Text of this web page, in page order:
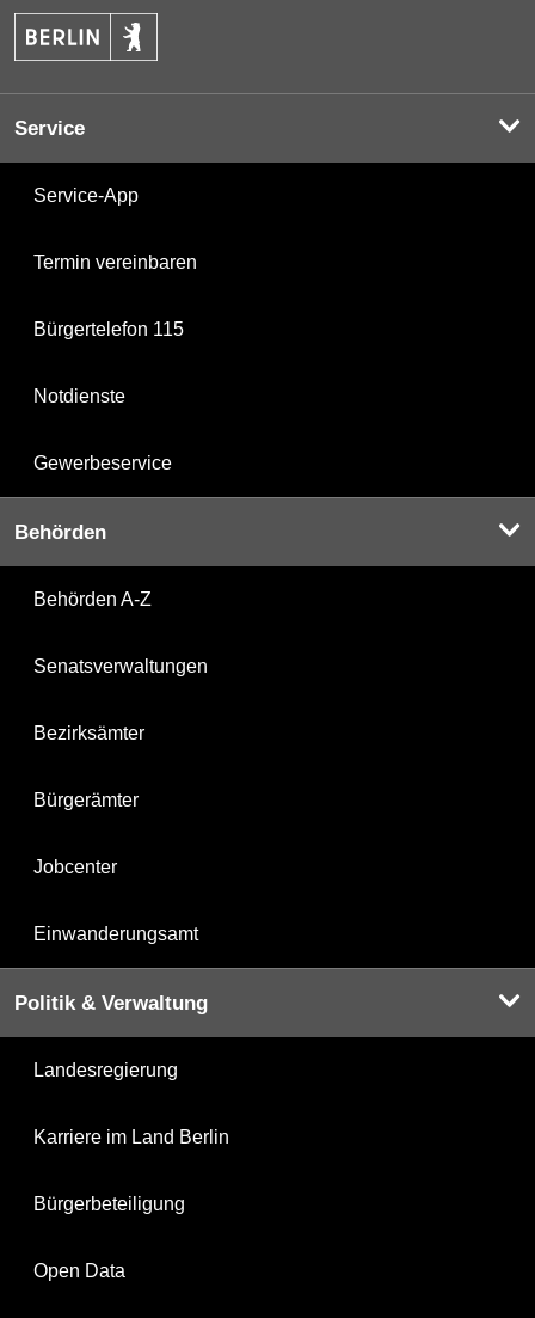
Service
Service-App
Termin vereinbaren
Bürgertelefon 115
Notdienste
Gewerbeservice
Behörden
Behörden A-Z
Senatsverwaltungen
Bezirksämter
Bürgerämter
Jobcenter
Einwanderungsamt
Politik & Verwaltung
Landesregierung
Karriere im Land Berlin
Bürgerbeteiligung
Open Data